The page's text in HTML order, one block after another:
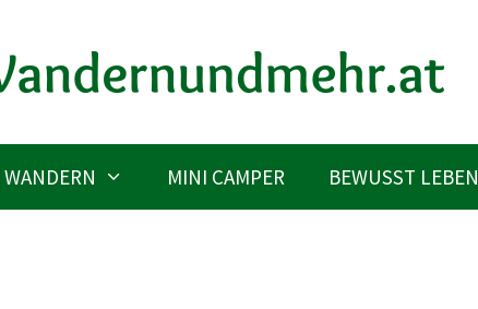
WANDERN MINI CAMPER BEWUSST LEBEN